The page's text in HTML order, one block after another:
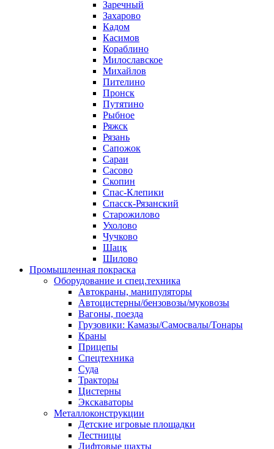
Заречный
Захарово
Кадом
Касимов
Кораблино
Милославское
Михайлов
Пителино
Пронск
Путятино
Рыбное
Ряжск
Рязань
Сапожок
Сараи
Сасово
Скопин
Спас-Клепики
Спасск-Рязанский
Старожилово
Ухолово
Чучково
Шацк
Шилово
Промышленная покраска
Оборудование и спец.техника
Автокраны, манипуляторы
Автоцистерны/бензовозы/муковозы
Вагоны, поезда
Грузовики: Камазы/Самосвалы/Тонары
Краны
Прицепы
Спецтехника
Суда
Тракторы
Цистерны
Экскаваторы
Металлоконструкции
Детские игровые площадки
Лестницы
Лифтовые шахты